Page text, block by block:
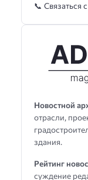
Новостной
отрасли,
здания.
Рейтинг
суждение
📞 Связаться